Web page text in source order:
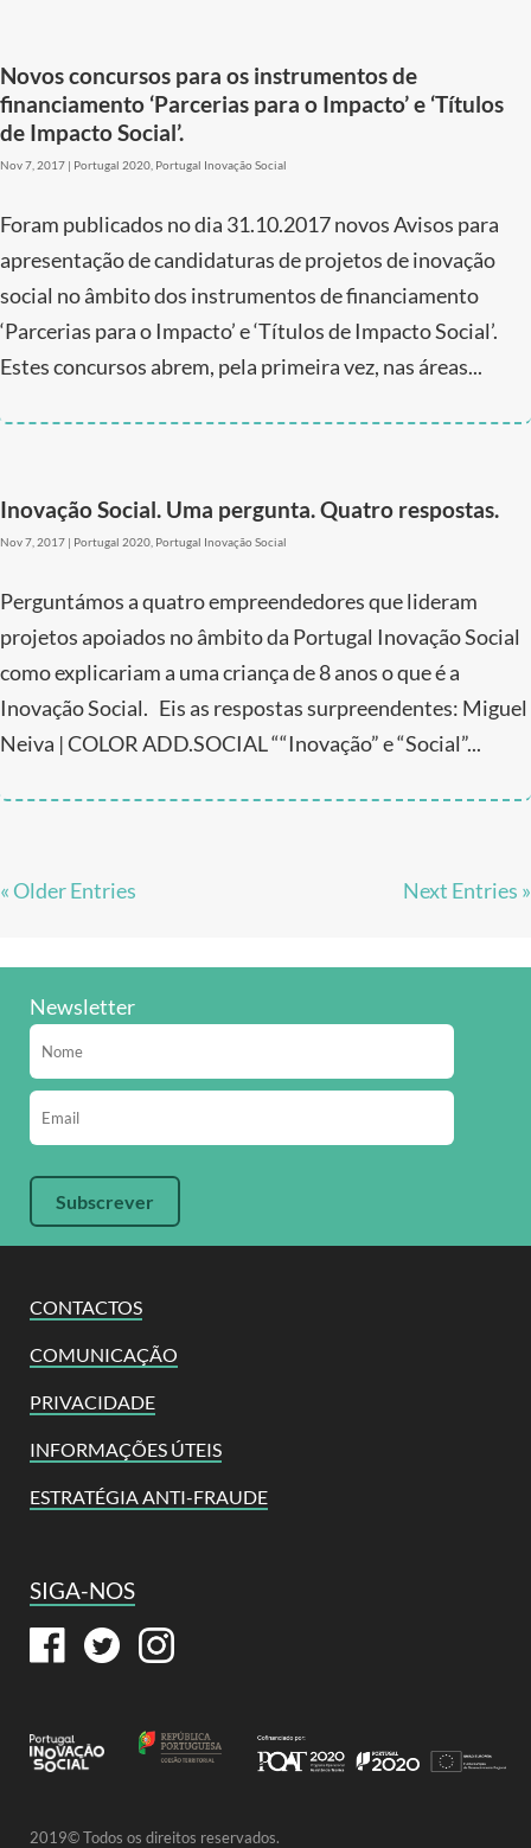
Novos concursos para os instrumentos de
financiamento ‘Parcerias para o Impacto’ e ‘Títulos
de Impacto Social’.
Nov 7, 2017 | Portugal 2020 Portugal Inovação Social
Foram publicados no dia 31.10.2017 novos Avisos para
apresentação de candidaturas de projetos de inovação
social no âmbito dos instrumentos de financiamento
‘Parcerias para o Impacto’ e ‘Títulos de Impacto Social’.
Estes concursos abrem, pela primeira vez, nas áreas...
Inovação Social. Uma pergunta. Quatro respostas.
Nov 7, 2017 | Portugal 2020 Portugal Inovação Social
Perguntámos a quatro empreendedores que lideram
projetos apoiados no âmbito da Portugal Inovação Social
como explicariam a uma criança de 8 anos o que é a
Inovação Social. Eis as respostas surpreendentes: Miguel
Neiva | COLOR ADD.SOCIAL ““Inovação” e “Social”...
« Older Entries Next Entries »
CONTACTOS
COMUNICAÇÃO
PRIVACIDADE
INFORMAÇÕES ÚTEIS
ESTRATÉGIA ANTI-FRAUDE
SIGA-NOS
2019© Todos os direitos reservados.
Newsletter